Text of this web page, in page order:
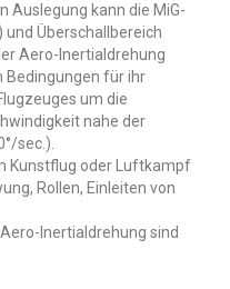
Auslegung kann die MiG-
Überschallbereich
Aero-Inertialdrehung
Bedingungen für ihr
um die
nahe der
sec.).
Kunstflug oder Luftkampf
Rollen, Einleiten von
Inertialdrehung sind